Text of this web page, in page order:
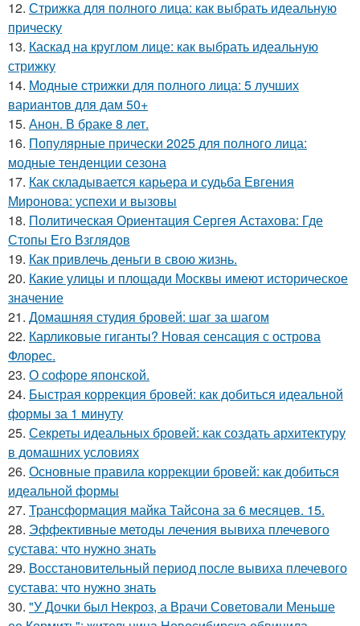
12. Стрижка для полного лица: как выбрать идеальную
прическу
13. Каскад на круглом лице: как выбрать идеальную
стрижку
14. Модные стрижки для полного лица: 5 лучших
вариантов для дам 50+
15. Анон. В браке 8 лет.
16. Популярные прически 2025 для полного лица:
модные тенденции сезона
17. Как складывается карьера и судьба Евгения
Миронова: успехи и вызовы
18. Политическая Ориентация Сергея Астахова: Где
Стопы Его Взглядов
19. Как привлечь деньги в свою жизнь.
20. Какие улицы и площади Москвы имеют историческое
значение
21. Домашняя студия бровей: шаг за шагом
22. Карликовые гиганты? Новая сенсация с острова
Флорес.
23. О софоре японской.
24. Быстрая коррекция бровей: как добиться идеальной
формы за 1 минуту
25. Секреты идеальных бровей: как создать архитектуру
в домашних условиях
26. Основные правила коррекции бровей: как добиться
идеальной формы
27. Трансформация майка Тайсона за 6 месяцев. 15.
28. Эффективные методы лечения вывиха плечевого
сустава: что нужно знать
29. Восстановительный период после вывиха плечевого
сустава: что нужно знать
30. "У Дочки был Некроз, а Врачи Советовали Меньше